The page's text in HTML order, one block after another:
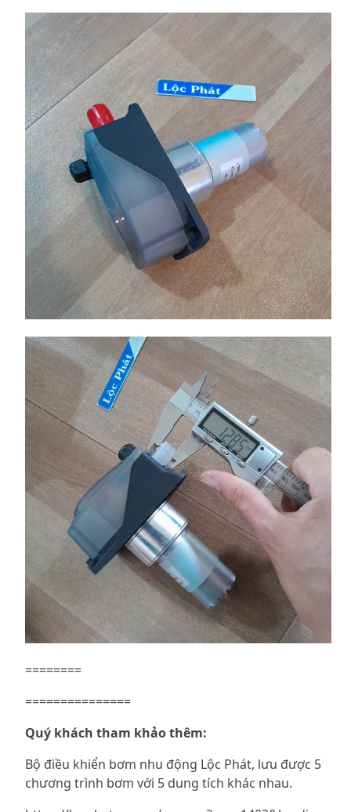
========
===============
Quý khách tham khảo thêm:
Bộ điều khiển bơm nhu động Lộc Phát, lưu được 5
chương trình bơm với 5 dung tích khác nhau.